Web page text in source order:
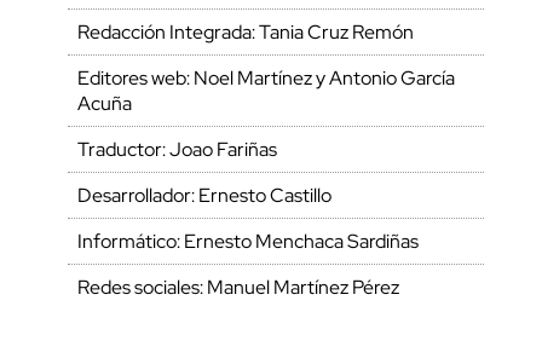
Redacción Integrada: Tania Cruz Remón
Editores web: Noel Martínez y Antonio García
Acuña
Traductor: Joao Fariñas
Desarrollador: Ernesto Castillo
Informático: Ernesto Menchaca Sardiñas
Redes sociales: Manuel Martínez Pérez